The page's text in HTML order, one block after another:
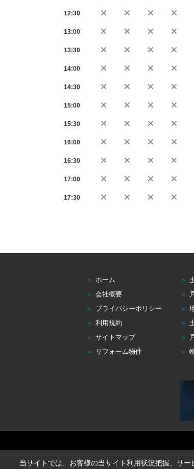
12:30
13:00
13:30
14:00
14:30
15:00
15:30
16:00
16:30
17:00
17:30
ホーム
会社概要
プライバシーポリシー
利用規約
サイトマップ
リフォーム物件
当サイトでは、お客様の当サイト利用状況把握、サ